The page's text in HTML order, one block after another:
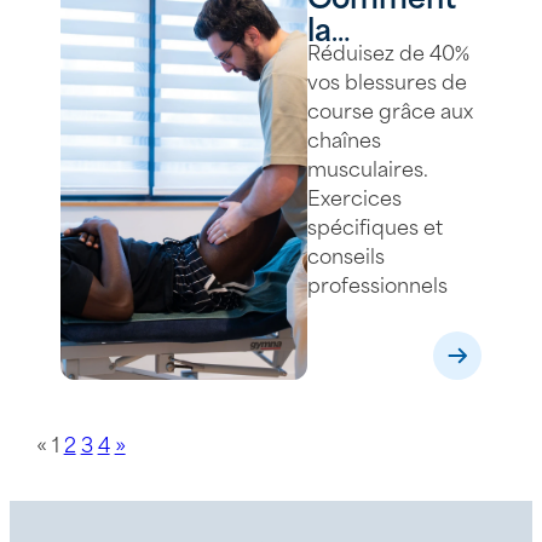
la
prévention
des
blessures
par les
chaînes
musculaires
peut-elle
transformer
Réduisez de 40%
vos blessures de
course grâce aux
chaînes
musculaires.
Exercices
spécifiques et
conseils
professionnels
« 1 2 3 4 »